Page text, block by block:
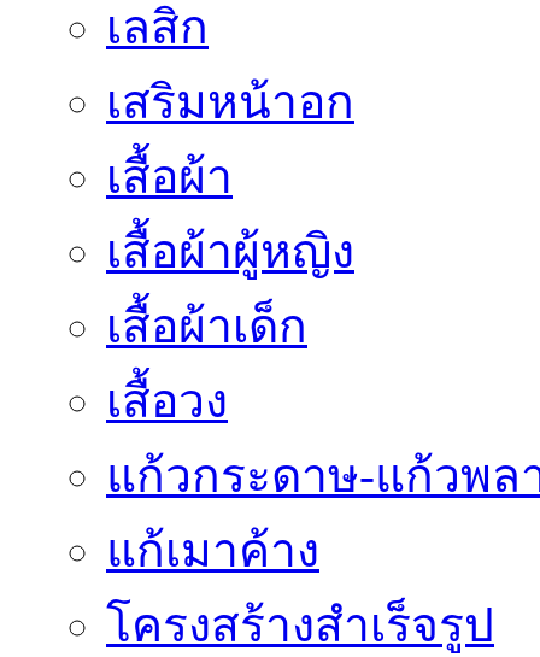
เลสิก
เสริมหน้าอก
เสื้อผ้า
เสื้อผ้าผู้หญิง
เสื้อผ้าเด็ก
เสื้อวง
แก้วกระดาษ-แก้วพล
แก้เมาค้าง
โครงสร้างสำเร็จรูป